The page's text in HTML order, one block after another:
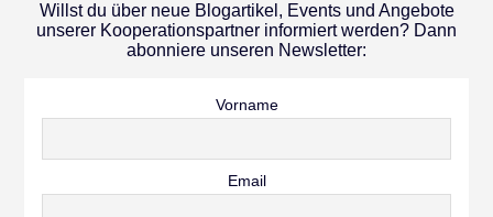
Willst du über neue Blogartikel, Events und Angebote
unserer Kooperationspartner informiert werden? Dann
abonniere unseren Newsletter:
Vorname
Email